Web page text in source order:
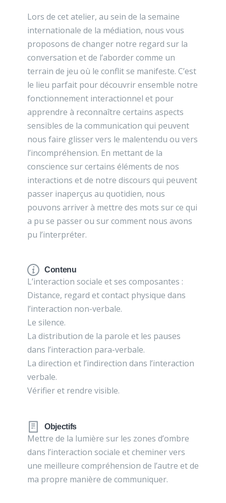
Lors de cet atelier, au sein de la semaine
internationale de la médiation, nous vous
proposons de changer notre regard sur la
conversation et de l’aborder comme un
terrain de jeu où le conflit se manifeste. C’est
le lieu parfait pour découvrir ensemble notre
fonctionnement interactionnel et pour
apprendre à reconnaître certains aspects
sensibles de la communication qui peuvent
nous faire glisser vers le malentendu ou vers
l’incompréhension. En mettant de la
conscience sur certains éléments de nos
interactions et de notre discours qui peuvent
passer inaperçus au quotidien, nous
pouvons arriver à mettre des mots sur ce qui
a pu se passer ou sur comment nous avons
pu l’interpréter.
Contenu
L’interaction sociale et ses composantes :
Distance, regard et contact physique dans
l’interaction non-verbale.
Le silence.
La distribution de la parole et les pauses
dans l’interaction para-verbale.
La direction et l’indirection dans l’interaction
verbale.
Vérifier et rendre visible.
Objectifs
Mettre de la lumière sur les zones d’ombre
dans l’interaction sociale et cheminer vers
une meilleure compréhension de l’autre et de
ma propre manière de communiquer.